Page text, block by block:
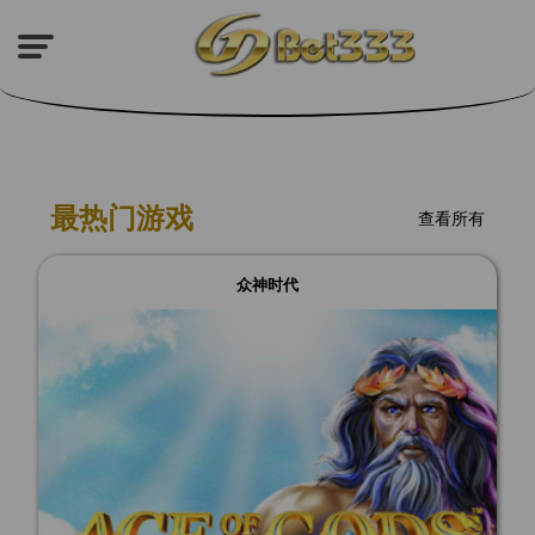
最热门游戏 查看所有
众神时代